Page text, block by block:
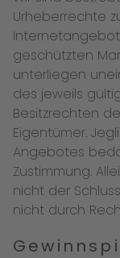
Urheberrechte
geschützten
unterliegen
des jeweils
Besitzrechten
Eigentümer.
Angebotes
Zustimmung.
nicht der
nicht durch